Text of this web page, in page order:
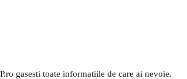
gasesti toate informatiile de care ai nevoie.